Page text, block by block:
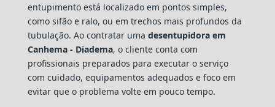
entupimento está localizado em pontos simples,
como sifão e ralo, ou em trechos mais profundos da
tubulação. Ao contratar uma desentupidora em
Canhema - Diadema, o cliente conta com
profissionais preparados para executar o serviço
com cuidado, equipamentos adequados e foco em
evitar que o problema volte em pouco tempo.